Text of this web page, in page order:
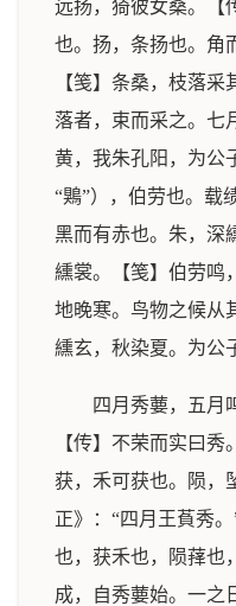
远扬，猗彼女桑。【
也。扬，条扬也。角
【笺】条桑，枝落
落者，束而采之。七
黄，我朱孔阳，为公
“鶪”），伯劳也。载
黑而有赤也。朱，深
纁裳。【笺】伯劳鸣
地晚寒。鸟物之候从
纁玄，秋染夏。为公
四月秀葽，五月
【传】不荣而实曰秀
获，禾可获也。陨，
正》：“四月王萯秀
也，获禾也，陨萚也
成，自秀葽始。一之